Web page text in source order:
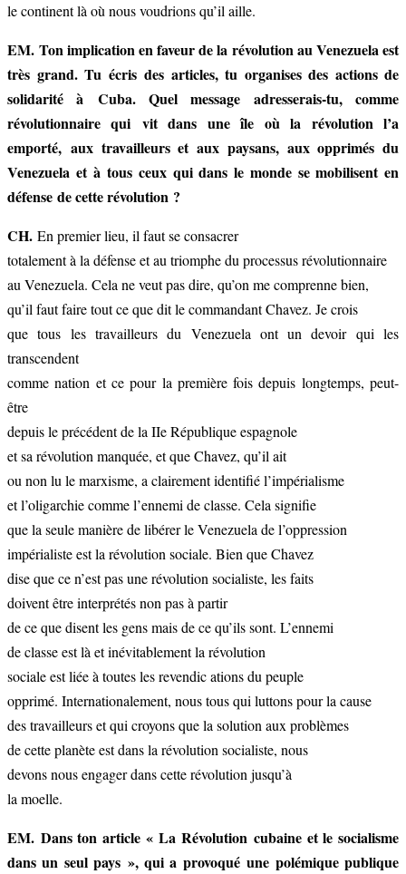
le continent là où nous voudrions qu’il aille.
EM. Ton implication en faveur de la révolution au Venezuela est
très grand. Tu écris des articles, tu organises des actions de
solidarité à Cuba. Quel message adresserais-tu, comme
révolutionnaire qui vit dans une île où la révolution l’a
emporté, aux travailleurs et aux paysans, aux opprimés du
Venezuela et à tous ceux qui dans le monde se mobilisent en
défense de cette révolution ?
CH. En premier lieu, il faut se consacrer
totalement à la défense et au triomphe du processus révolutionnaire
au Venezuela. Cela ne veut pas dire, qu’on me comprenne bien,
qu’il faut faire tout ce que dit le commandant Chavez. Je crois
que tous les travailleurs du Venezuela ont un devoir qui les
transcendent
comme nation et ce pour la première fois depuis longtemps, peut-
être
depuis le précédent de la IIe République espagnole
et sa révolution manquée, et que Chavez, qu’il ait
ou non lu le marxisme, a clairement identifié l’impérialisme
et l’oligarchie comme l’ennemi de classe. Cela signifie
que la seule manière de libérer le Venezuela de l’oppression
impérialiste est la révolution sociale. Bien que Chavez
dise que ce n’est pas une révolution socialiste, les faits
doivent être interprétés non pas à partir
de ce que disent les gens mais de ce qu’ils sont. L’ennemi
de classe est là et inévitablement la révolution
sociale est liée à toutes les revendic ations du peuple
opprimé. Internationalement, nous tous qui luttons pour la cause
des travailleurs et qui croyons que la solution aux problèmes
de cette planète est dans la révolution socialiste, nous
devons nous engager dans cette révolution jusqu’à
la moelle.
EM. Dans ton article « La Révolution cubaine et le socialisme
dans un seul pays », qui a provoqué une polémique publique